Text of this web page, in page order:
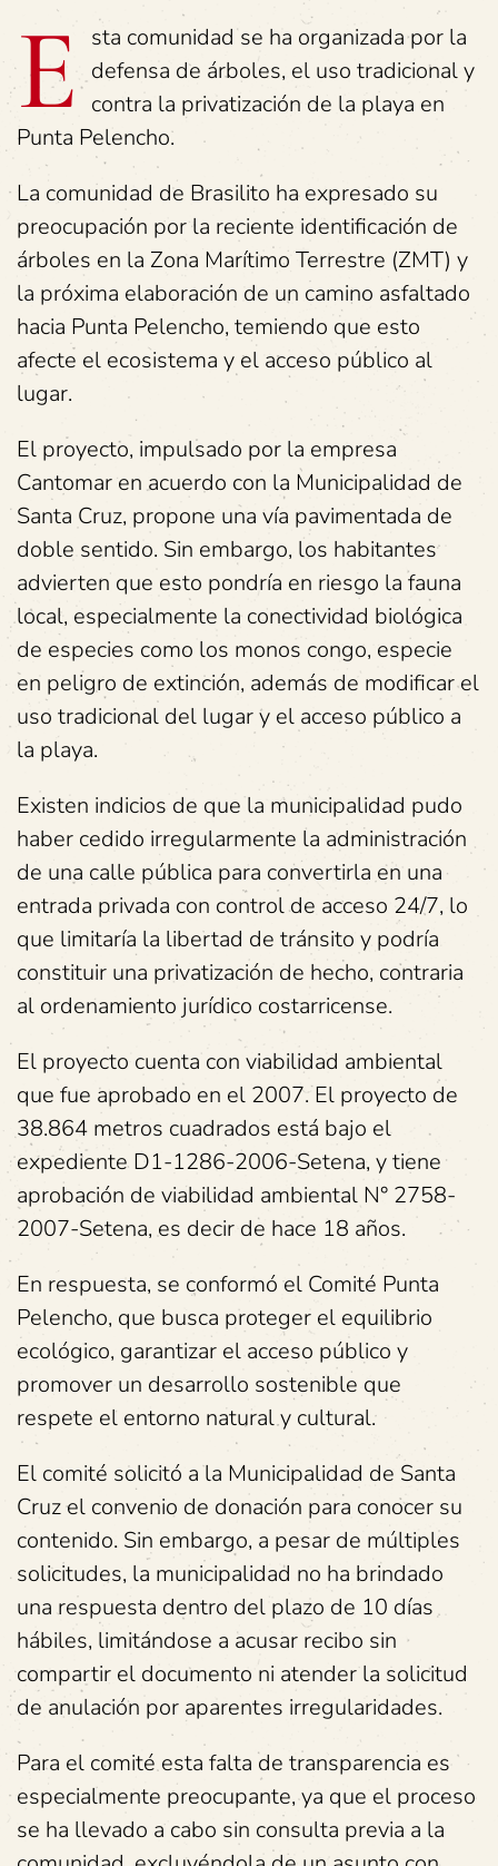
E
sta comunidad se ha organizada por la
defensa de árboles, el uso tradicional y
contra la privatización de la playa en
Punta Pelencho.
La comunidad de Brasilito ha expresado su
preocupación por la reciente identificación de
árboles en la Zona Marítimo Terrestre (ZMT) y
la próxima elaboración de un camino asfaltado
hacia Punta Pelencho, temiendo que esto
afecte el ecosistema y el acceso público al
lugar.
El proyecto, impulsado por la empresa
Cantomar en acuerdo con la Municipalidad de
Santa Cruz, propone una vía pavimentada de
doble sentido. Sin embargo, los habitantes
advierten que esto pondría en riesgo la fauna
local, especialmente la conectividad biológica
de especies como los monos congo, especie
en peligro de extinción, además de modificar el
uso tradicional del lugar y el acceso público a
la playa.
Existen indicios de que la municipalidad pudo
haber cedido irregularmente la administración
de una calle pública para convertirla en una
entrada privada con control de acceso 24/7, lo
que limitaría la libertad de tránsito y podría
constituir una privatización de hecho, contraria
al ordenamiento jurídico costarricense.
El proyecto cuenta con viabilidad ambiental
que fue aprobado en el 2007. El proyecto de
38.864 metros cuadrados está bajo el
expediente D1-1286-2006-Setena, y tiene
aprobación de viabilidad ambiental N° 2758-
2007-Setena, es decir de hace 18 años.
En respuesta, se conformó el Comité Punta
Pelencho, que busca proteger el equilibrio
ecológico, garantizar el acceso público y
promover un desarrollo sostenible que
respete el entorno natural y cultural.
El comité solicitó a la Municipalidad de Santa
Cruz el convenio de donación para conocer su
contenido. Sin embargo, a pesar de múltiples
solicitudes, la municipalidad no ha brindado
una respuesta dentro del plazo de 10 días
hábiles, limitándose a acusar recibo sin
compartir el documento ni atender la solicitud
de anulación por aparentes irregularidades.
Para el comité esta falta de transparencia es
especialmente preocupante, ya que el proceso
se ha llevado a cabo sin consulta previa a la